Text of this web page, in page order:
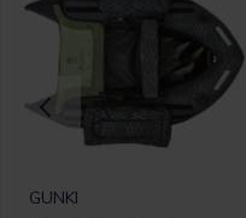
GUNKI